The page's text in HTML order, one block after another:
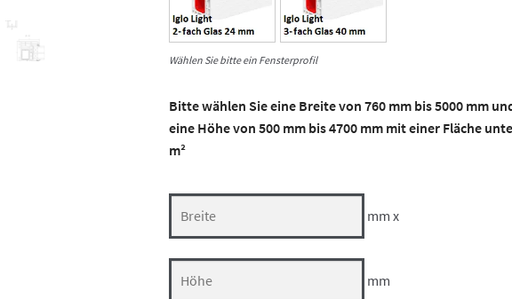
Wählen Sie bitte ein Fensterprofil
Bitte wählen Sie eine Breite von 760 mm bis 5000 mm
eine Höhe von 500 mm bis 4700 mm mit einer Fläche
m²
mm x
mm